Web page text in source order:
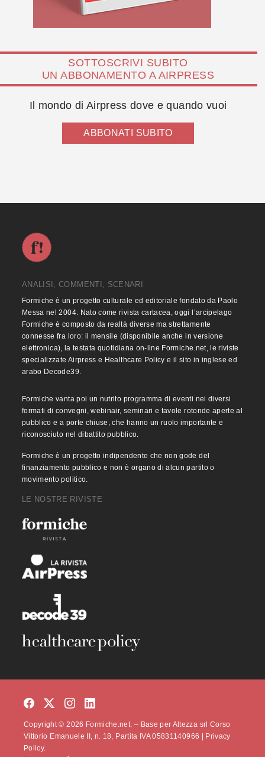
SOTTOSCRIVI SUBITO
UN ABBONAMENTO A AIRPRESS
Il mondo di Airpress dove e quando vuoi
ABBONATI SUBITO
ANALISI, COMMENTI, SCENARI
Formiche è un progetto culturale ed editoriale fondato da Paolo
Messa nel 2004. Nato come rivista cartacea, oggi l’arcipelago
Formiche è composto da realtà diverse ma strettamente
connesse fra loro: il mensile (disponibile anche in versione
elettronica), la testata quotidiana on-line Formiche.net, le riviste
specializzate Airpress e Healthcare Policy e il sito in inglese ed
arabo Decode39.
Formiche vanta poi un nutrito programma di eventi nei diversi
formati di convegni, webinair, seminari e tavole rotonde aperte al
pubblico e a porte chiuse, che hanno un ruolo importante e
riconosciuto nel dibattito pubblico.
Formiche è un progetto indipendente che non gode del
finanziamento pubblico e non è organo di alcun partito o
movimento politico.
LE NOSTRE RIVISTE
Copyright © 2026 Formiche.net. – Base per Altezza srl Corso
Vittorio Emanuele II, n. 18, Partita IVA 05831140966 |
Privacy
Policy.